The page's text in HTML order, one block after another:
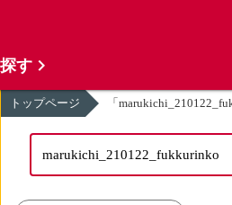
トップページ 「
す